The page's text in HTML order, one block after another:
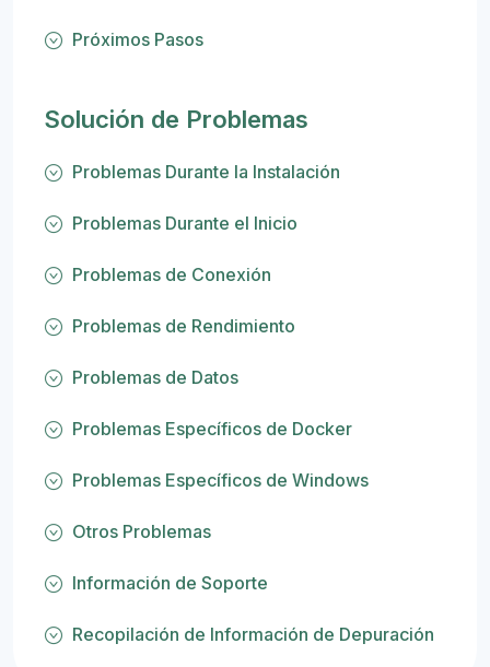
Próximos Pasos
Solución de Problemas
Problemas Durante la Instalación
Problemas Durante el Inicio
Problemas de Conexión
Problemas de Rendimiento
Problemas de Datos
Problemas Específicos de Docker
Problemas Específicos de Windows
Otros Problemas
Información de Soporte
Recopilación de Información de Depuración